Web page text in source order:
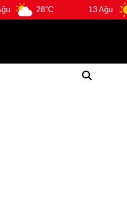
28°C 13 Ağu